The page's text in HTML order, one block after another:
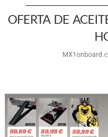
OFERTA DE